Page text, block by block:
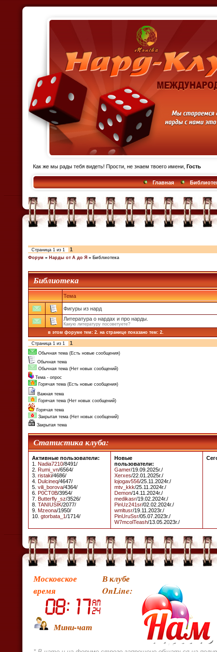
Как же мы рады тебя видеть! Прости, не знаем твоего имени, Гость
Главная
Страница 1 из 1 1
Форум » Нарды от А до Я » Библиотека
Библиотека
Тема
Фигуры из нард
Литература о нардах и про нарды.
Какую литературу посоветуете?
в этом форуме тем:2. на странице показано тем:2.
Страница 1 из 1 1
Обычная тема (Есть новые сообщения)
Обычная тема
Обычная тема (Нет новых сообщений)
Тема - опрос
Горячая тема (Есть новые сообщения)
Важная тема
Горячая тема (Нет новых сообщений)
Горячая тема
Закрытая тема (Нет новых сообщений)
Закрытая тема
Статистика клуба:
Активные пользователи:
1. Nadia7210/8491/
2. Rumi_vn/6564/
3. ristaki/4686/
4. Dulcineq/4647/
5. vili_borova/4364/
6. P0CT0B/3954/
7. Butterfly_sz/3526/
8. TANIUSIK/2077/
9. Mzeona/1950/
10. gtorbata_1/1714/
Новые
пользователи:
Gamer/19.09.2025г./
Xerxes/22.01.2025г./
lojogav556/25.11.2024г./
mtv_kkk/25.11.2024г./
Demon/14.11.2024г./
medikasr/19.02.2024г./
PinUz241sr/02.02.2024г./
wmltusr/19.11.2023г./
PinUruSsr/05.07.2023г./
W7mcolTeash/13.05.2023г./
Московское
время
Мини-чат
В клубе
OnLine: